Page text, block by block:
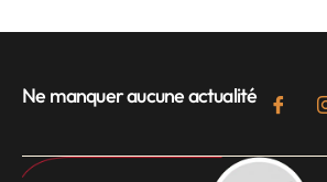
Ne manquer aucune actualité